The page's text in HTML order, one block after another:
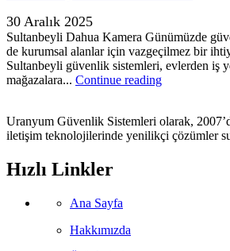
30 Aralık 2025
Sultanbeyli Dahua Kamera Günümüzde
de kurumsal alanlar için vazgeçilmez bir
Sultanbeyli güvenlik sistemleri, evlerden iş
mağazalara... Continue reading
Uranyum Güvenlik Sistemleri olarak,
iletişim teknolojilerinde yenilikçi çözümler
Hızlı Linkler
Ana Sayfa
Hakkımızda